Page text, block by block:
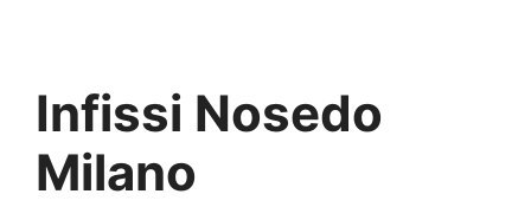
Infissi Nosedo
Milano